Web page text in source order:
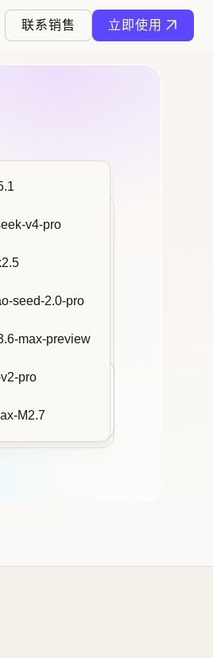
联系销售 立即使用
pro
v4-pro
seed-2.0-pro
max-preview
pro
M2.7